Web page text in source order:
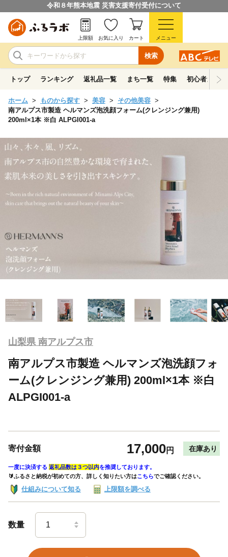
令和８年熊本地震 災害支援寄付受付について
検索
上限額 お気に入り カート メニュー
トップ ランキング 返礼品一覧 まち一覧 特集 初心者ガイド
ホーム ものから探す 美容
その他美容
南アルプス市製造 ヘルマンズ泡洗顔フォーム(クレンジング兼用)
200ml×1本 ※白 ALPGI001-a
山梨県 南アルプス市
南アルプス市製造 ヘルマンズ泡洗顔フォ
ーム(クレンジング兼用) 200ml×1本 ※白
ALPGI001-a
寄付金額 17,000円 在庫あり
一度に決済する 返礼品数は３つ以内を推奨しております。
🔰ふるさと納税が初めての方、詳しく知りたい方はこちらでご確認ください。
仕組みについて知る 上限額を調べる
数量